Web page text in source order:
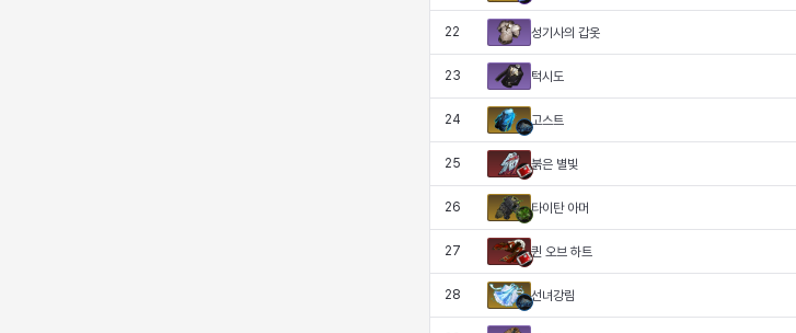
22 성기사의 갑옷
23 턱시도
24 고스트
25 붉은 별빛
26 타이탄 아머
27 퀸 오브 하트
28 선녀강림